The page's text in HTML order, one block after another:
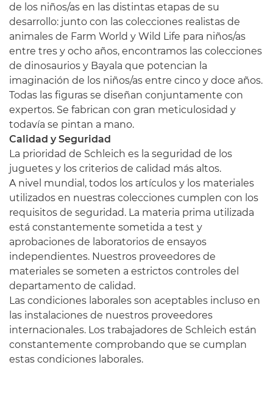
de los niños/as en las distintas etapas de su
desarrollo: junto con las colecciones realistas de
animales de Farm World y Wild Life para niños/as
entre tres y ocho años, encontramos las colecciones
de dinosaurios y Bayala que potencian la
imaginación de los niños/as entre cinco y doce años.
Todas las figuras se diseñan conjuntamente con
expertos. Se fabrican con gran meticulosidad y
todavía se pintan a mano.
Calidad y Seguridad
La prioridad de Schleich es la seguridad de los
juguetes y los criterios de calidad más altos.
A nivel mundial, todos los artículos y los materiales
utilizados en nuestras colecciones cumplen con los
requisitos de seguridad. La materia prima utilizada
está constantemente sometida a test y
aprobaciones de laboratorios de ensayos
independientes. Nuestros proveedores de
materiales se someten a estrictos controles del
departamento de calidad.
Las condiciones laborales son aceptables incluso en
las instalaciones de nuestros proveedores
internacionales. Los trabajadores de Schleich están
constantemente comprobando que se cumplan
estas condiciones laborales.